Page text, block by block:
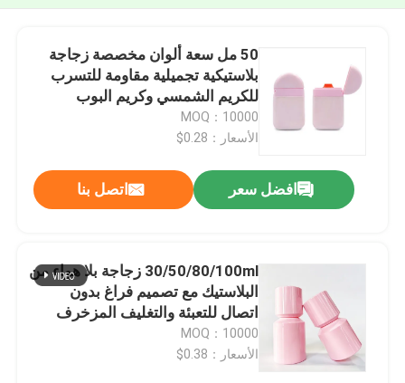
50 مل سعة ألوان مخصصة زجاجة
بلاستيكية تجميلية مقاومة للتسرب
للكريم الشمسي وكريم البوب
MOQ：10000
الأسعار：0.28$
افضل سعر اتصل بنا
30/50/80/100ml زجاجة بلا هواء من
البلاستيك مع تصميم فراغ بدون
اتصال للتعبئة والتغليف المزخرف
الدرجة الأولى
MOQ：10000
الأسعار：0.38$